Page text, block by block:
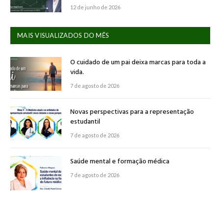
12 de junho de 2026
MAIS VISUALIZADOS DO MÊS
O cuidado de um pai deixa marcas para toda a
vida.
7 de agosto de 2026
Novas perspectivas para a representação
estudantil
7 de agosto de 2026
Saúde mental e formação médica
7 de agosto de 2026